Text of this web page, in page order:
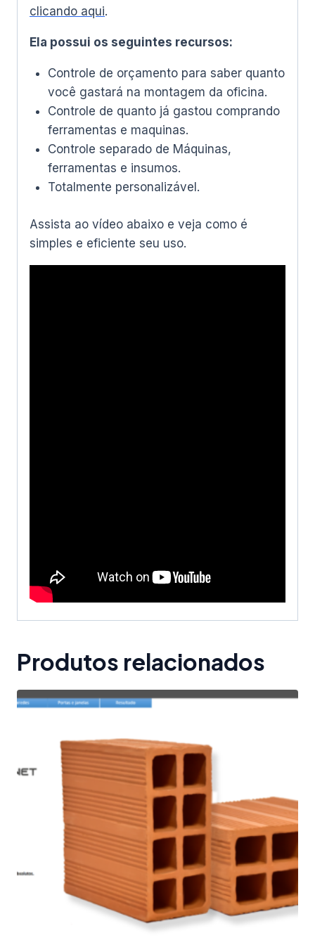
clicando aqui.
Ela possui os seguintes recursos:
Controle de orçamento para saber quanto
você gastará na montagem da oficina.
Controle de quanto já gastou comprando
ferramentas e maquinas.
Controle separado de Máquinas,
ferramentas e insumos.
Totalmente personalizável.
Assista ao vídeo abaixo e veja como é
simples e eficiente seu uso.
Produtos relacionados